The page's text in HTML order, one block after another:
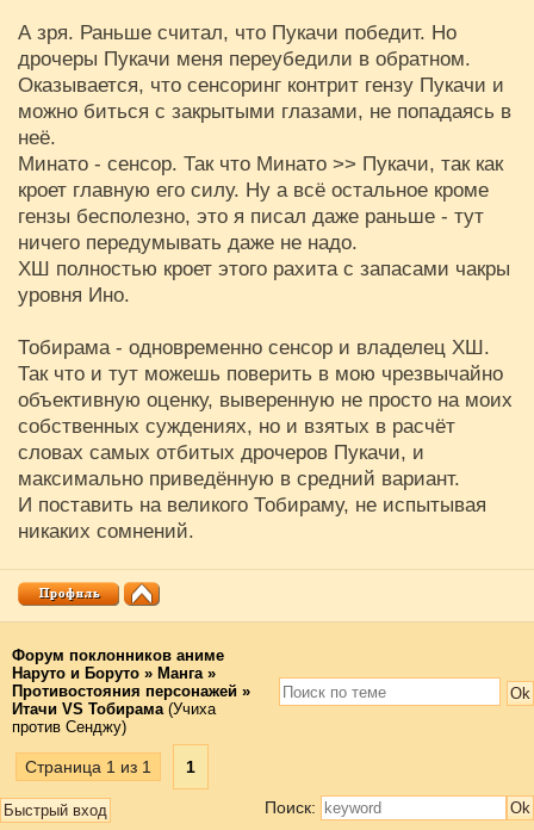
А зря. Раньше считал, что Пукачи победит. Но
дрочеры Пукачи меня переубедили в обратном.
Оказывается, что сенсоринг контрит гензу Пукачи и
можно биться с закрытыми глазами, не попадаясь в
неё.
Минато - сенсор. Так что Минато >> Пукачи, так как
кроет главную его силу. Ну а всё остальное кроме
гензы бесполезно, это я писал даже раньше - тут
ничего передумывать даже не надо.
ХШ полностью кроет этого рахита с запасами чакры
уровня Ино.
Тобирама - одновременно сенсор и владелец ХШ.
Так что и тут можешь поверить в мою чрезвычайно
объективную оценку, выверенную не просто на моих
собственных суждениях, но и взятых в расчёт
словах самых отбитых дрочеров Пукачи, и
максимально приведённую в средний вариант.
И поставить на великого Тобираму, не испытывая
никаких сомнений.
Форум поклонников аниме
Наруто и Боруто » Манга »
Противостояния персонажей »
Итачи VS Тобирама (Учиха
против Сенджу)
Страница 1 из 1 1
Поиск: